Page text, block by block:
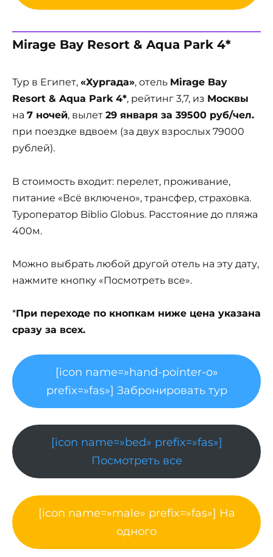
Mirage Bay Resort & Aqua Park 4*
Тур в Египет, «Хургада», отель Mirage Bay
Resort & Aqua Park 4*, рейтинг 3,7, из Москвы
на 7 ночей, вылет 29 января за 39500 руб/чел.
при поездке вдвоем (за двух взрослых 79000
рублей).
В стоимость входит: перелет, проживание,
питание «Всё включено», трансфер, страховка.
Туроператор Biblio Globus. Расстояние до пляжа
400м.
Можно выбрать любой другой отель на эту дату,
нажмите кнопку «Посмотреть все».
*При переходе по кнопкам ниже цена указана
сразу за всех.
[icon name=»hand-pointer-o»
prefix=»fas»] Забронировать тур
[icon name=»bed» prefix=»fas»]
Посмотреть все
[icon name=»male» prefix=»fas»] На
одного